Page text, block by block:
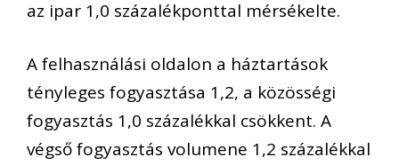
az ipar 1,0 százalékponttal mérsékelte.
A felhasználási oldalon a háztartások
tényleges fogyasztása 1,2, a közösségi
fogyasztás 1,0 százalékkal csökkent. A
végső fogyasztás volumene 1,2 százalékkal